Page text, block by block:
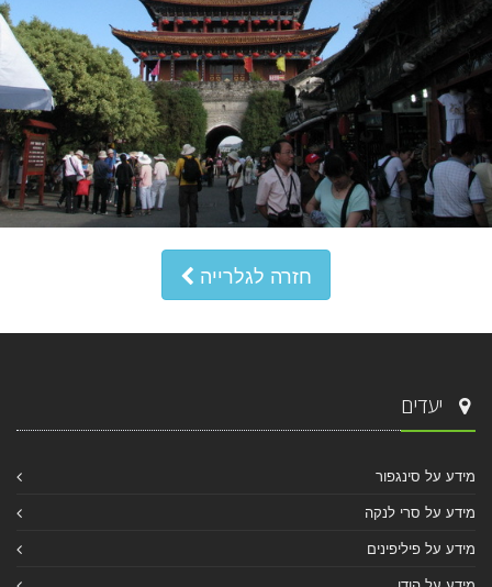
חזרה לגלרייה
יעדים
מידע על סינגפור
מידע על סרי לנקה
מידע על פיליפינים